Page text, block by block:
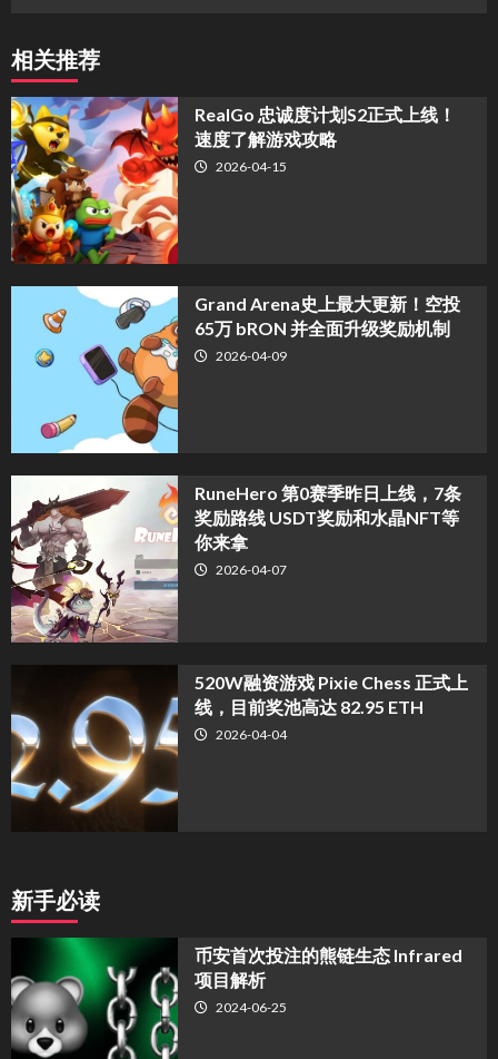
相关推荐
​RealGo 忠诚度计划S2正式上线！
速度了解游戏攻略
2026-04-15
Grand Arena史上最大更新！空投
65万 bRON 并全面升级奖励机制
2026-04-09
RuneHero 第0赛季昨日上线，7条
奖励路线 USDT奖励和水晶NFT等
你来拿
2026-04-07
520W融资游戏 Pixie Chess 正式上
线，目前奖池高达 82.95 ETH
2026-04-04
新手必读
币安首次投注的熊链生态 Infrared
项目解析
2024-06-25